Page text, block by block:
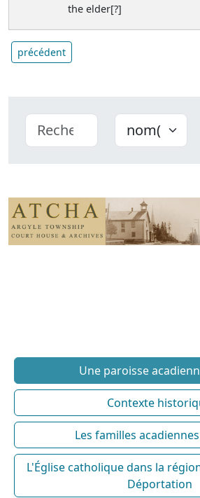
the elder[?]
précédent
Une paroisse
Contexte
Les familles
L'Église catholique dans la
Déportation